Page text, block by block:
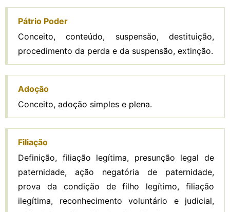
Pátrio Poder
Conceito, conteúdo, suspensão, destituição,
procedimento da perda e da suspensão, extinção.
Adoção
Conceito, adoção simples e plena.
Filiação
Definição, filiação legítima, presunção legal de
paternidade, ação negatória de paternidade,
prova da condição de filho legítimo, filiação
ilegítima, reconhecimento voluntário e judicial,